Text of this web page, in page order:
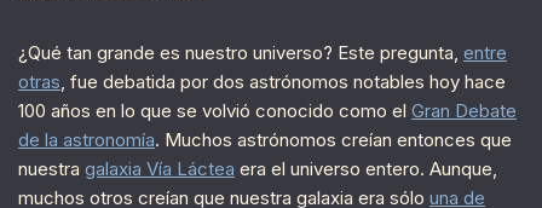
¿Qué tan grande es nuestro universo? Este pregunta, entre
otras , fue debatida por dos astrónomos notables hoy hace
100 años en lo que se volvió conocido como el Gran Debate
de la astronomía. Muchos astrónomos creían entonces que
nuestra galaxia Vía Láctea era el universo entero. Aunque,
muchos otros creían que nuestra galaxia era sólo una de